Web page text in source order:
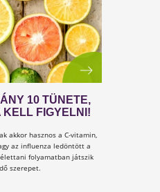
KARANTÉN?
ITT AZ IDŐ AZ
Emberek ezrei dolgoznak
és lehet, hogy van egy kis idejük
az eddigi életmódjukat...